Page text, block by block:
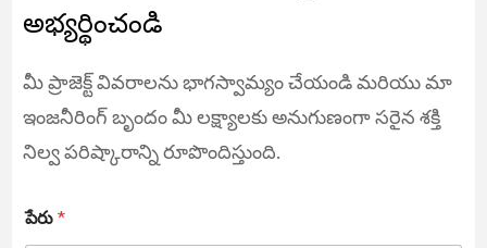
అభ్యర్థించండి
మీ ప్రాజెక్ట్ వివరాలను భాగస్వామ్యం చేయండి మరియు మా
ఇంజనీరింగ్ బృందం మీ లక్ష్యాలకు అనుగుణంగా సరైన శక్తి
నిల్వ పరిష్కారాన్ని రూపొందిస్తుంది.
పేరు*